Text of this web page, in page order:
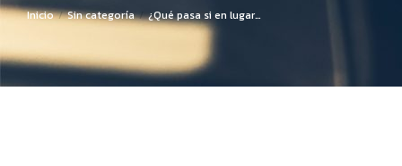
Estás aquí:
Inicio Sin categoría ¿Qué pasa si en lugar…